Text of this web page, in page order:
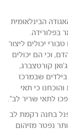
הבינלאומית
בפלורידה.
יכולים ליצור
וכי הם יכולים
קורטצברג,
שבמרכז
כי תאי
לתאי שריר לב".
בחנה רקמת לב
נפטר מזיהום